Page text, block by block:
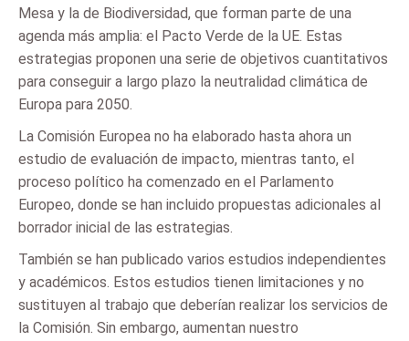
Mesa y la de Biodiversidad, que forman parte de una
agenda más amplia: el Pacto Verde de la UE. Estas
estrategias proponen una serie de objetivos cuantitativos
para conseguir a largo plazo la neutralidad climática de
Europa para 2050.
La Comisión Europea no ha elaborado hasta ahora un
estudio de evaluación de impacto, mientras tanto, el
proceso político ha comenzado en el Parlamento
Europeo, donde se han incluido propuestas adicionales al
borrador inicial de las estrategias.
También se han publicado varios estudios independientes
y académicos. Estos estudios tienen limitaciones y no
sustituyen al trabajo que deberían realizar los servicios de
la Comisión. Sin embargo, aumentan nuestro